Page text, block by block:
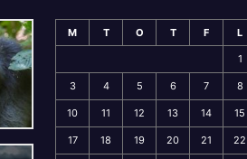
M T O T F L
1
3 4 5 6 7 8
10 11 12 13 14 15
17 18 19 20 21 22